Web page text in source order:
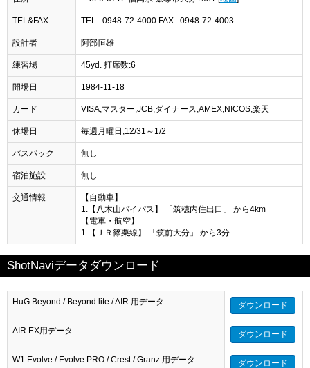
TEL&FAX TEL : 0948-72-4000 FAX : 0948-72-4003
設計者 阿部恒雄
練習場 45yd. 打席数:6
開場日 1984-11-18
カード VISA,マスター,JCB,ダイナース,AMEX,NICOS,楽天
休場日 毎週月曜日,12/31～1/2
バスパック 無し
宿泊施設 無し
交通情報
【自動車】
1.【八木山バイパス】 「筑穂内住出口」 から4km
【電車・航空】
1.【ＪＲ篠栗線】 「筑前大分」 から3分
ShotNaviデータダウンロード
HuG Beyond / Beyond lite / AIR 用データ ダウンロード
AIR EX用データ ダウンロード
W1 Evolve / Evolve PRO / Crest / Granz 用データ ダウンロード